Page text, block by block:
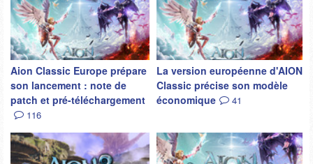
Aion Classic Europe prépare
son lancement : note de
patch et pré-téléchargement
116
La version européenne d'AION
Classic précise son modèle
économique
41